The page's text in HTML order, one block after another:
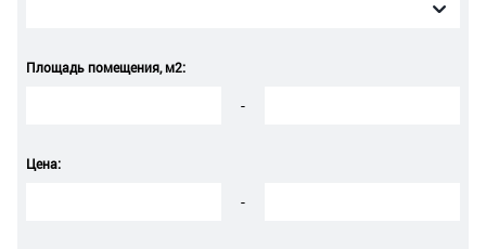
Площадь помещения, м2:
-
Цена:
-